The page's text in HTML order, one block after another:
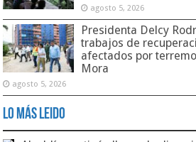
agosto 5, 2026
Presidenta Delcy
trabajos de
afectados por
Mora
agosto 5, 2026
Lo Más Leido